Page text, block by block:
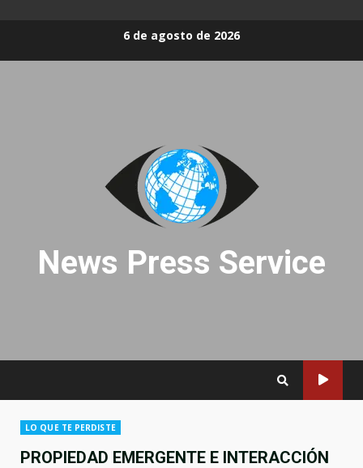
6 de agosto de 2026
News Press Service
LO QUE TE PERDISTE
PROPIEDAD EMERGENTE E INTERACCIÓN